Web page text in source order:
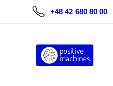
+48 42 680 80 00